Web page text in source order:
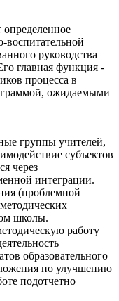
воспитательной
руководства
главная функция -
процесса в
ожидаемыми
группы учителей,
субъектов
через
интеграции.
(проблемной
школы.
работу
образовательного
по улучшению
подотчетно